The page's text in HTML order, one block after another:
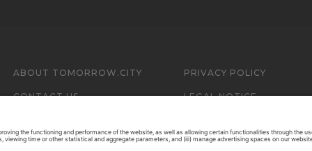
ABOUT TOMORROW.CITY
CONTACT US
PRIVACY POLICY
LEGAL NOTICE